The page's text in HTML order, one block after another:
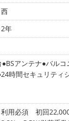
西
2年
BSアンテナ バルコ
24時間セキュリティ
利用必須 初回